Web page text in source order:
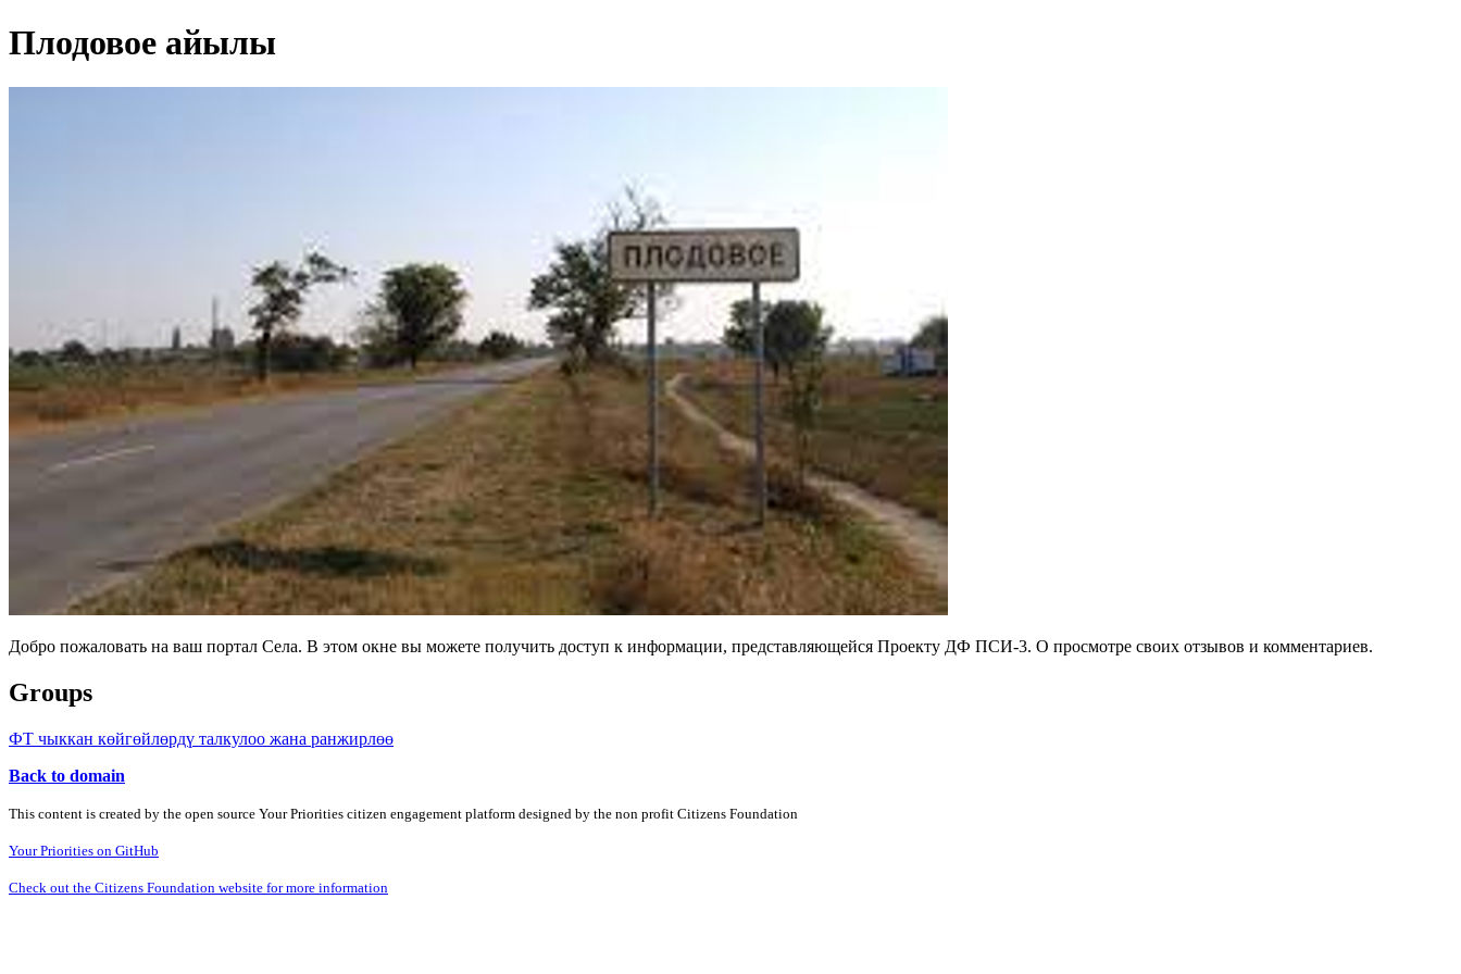
Плодовое айылы
Добро пожаловать на ваш портал Села. В этом окне вы можете получить доступ к информации, представляющейся Проекту ДФ ПСИ-3. О просмотре своих отзывов и комментариев.
Groups
ФТ чыккан көйгөйлөрдү талкулоо жана ранжирлөө
Back to domain
This content is created by the open source Your Priorities citizen engagement platform designed by the non profit Citizens Foundation
Your Priorities on GitHub
Check out the Citizens Foundation website for more information